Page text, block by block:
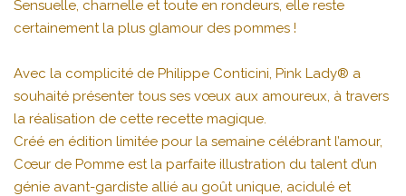
Sensuelle, charnelle et toute en rondeurs, elle reste
certainement la plus glamour des pommes !
Avec la complicité de Philippe Conticini, Pink Lady® a
souhaité présenter tous ses vœux aux amoureux, à travers
la réalisation de cette recette magique.
Créé en édition limitée pour la semaine célébrant l’amour,
Cœur de Pomme est la parfaite illustration du talent d’un
génie avant-gardiste allié au goût unique, acidulé et